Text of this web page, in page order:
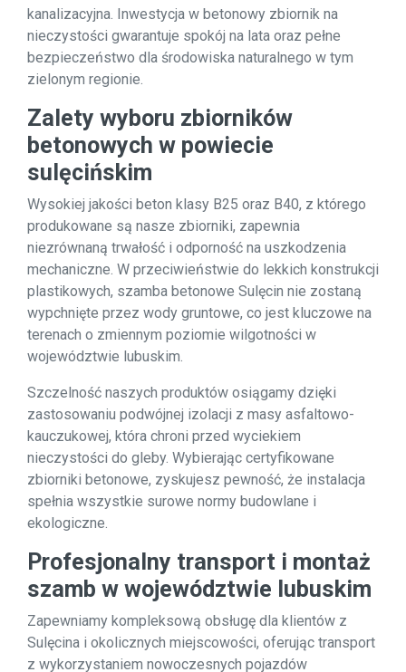
kanalizacyjna. Inwestycja w betonowy zbiornik na
nieczystości gwarantuje spokój na lata oraz pełne
bezpieczeństwo dla środowiska naturalnego w tym
zielonym regionie.
Zalety wyboru zbiorników
betonowych w powiecie
sulęcińskim
Wysokiej jakości beton klasy B25 oraz B40, z którego
produkowane są nasze zbiorniki, zapewnia
niezrównaną trwałość i odporność na uszkodzenia
mechaniczne. W przeciwieństwie do lekkich konstrukcji
plastikowych, szamba betonowe Sulęcin nie zostaną
wypchnięte przez wody gruntowe, co jest kluczowe na
terenach o zmiennym poziomie wilgotności w
województwie lubuskim.
Szczelność naszych produktów osiągamy dzięki
zastosowaniu podwójnej izolacji z masy asfaltowo-
kauczukowej, która chroni przed wyciekiem
nieczystości do gleby. Wybierając certyfikowane
zbiorniki betonowe, zyskujesz pewność, że instalacja
spełnia wszystkie surowe normy budowlane i
ekologiczne.
Profesjonalny transport i montaż
szamb w województwie lubuskim
Zapewniamy kompleksową obsługę dla klientów z
Sulęcina i okolicznych miejscowości, oferując transport
z wykorzystaniem nowoczesnych pojazdów